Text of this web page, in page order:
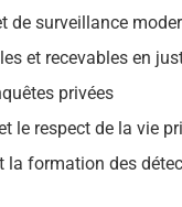
de surveillance
et recevables en
privées
le respect de la vie
la formation des